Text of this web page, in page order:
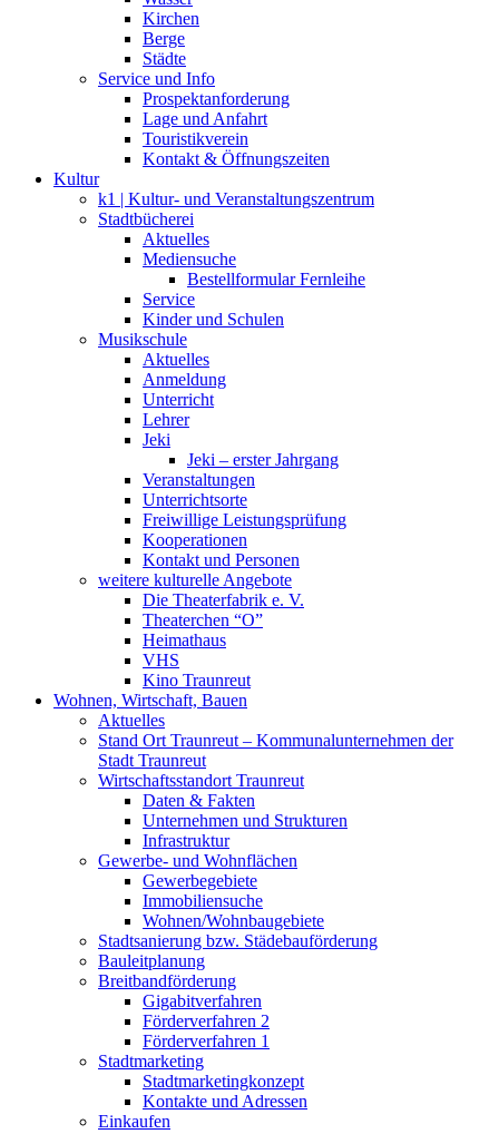
Kirchen
Berge
Städte
Service und Info
Prospektanforderung
Lage und Anfahrt
Touristikverein
Kontakt & Öffnungszeiten
Kultur
k1 | Kultur- und Veranstaltungszentrum
Stadtbücherei
Aktuelles
Mediensuche
Bestellformular Fernleihe
Service
Kinder und Schulen
Musikschule
Aktuelles
Anmeldung
Unterricht
Lehrer
Jeki
Jeki – erster Jahrgang
Veranstaltungen
Unterrichtsorte
Freiwillige Leistungsprüfung
Kooperationen
Kontakt und Personen
weitere kulturelle Angebote
Die Theaterfabrik e. V.
Theaterchen “O”
Heimathaus
VHS
Kino Traunreut
Wohnen, Wirtschaft, Bauen
Aktuelles
Stand Ort Traunreut – Kommunalunternehmen der
Stadt Traunreut
Wirtschaftsstandort Traunreut
Daten & Fakten
Unternehmen und Strukturen
Infrastruktur
Gewerbe- und Wohnflächen
Gewerbegebiete
Immobiliensuche
Wohnen/Wohnbaugebiete
Stadtsanierung bzw. Städebauförderung
Bauleitplanung
Breitbandförderung
Gigabitverfahren
Förderverfahren 2
Förderverfahren 1
Stadtmarketing
Stadtmarketingkonzept
Kontakte und Adressen
Einkaufen